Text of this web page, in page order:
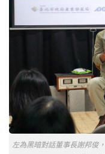
左為黑暗對話董事長謝邦俊